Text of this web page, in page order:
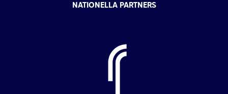
NATIONELLA PARTNERS